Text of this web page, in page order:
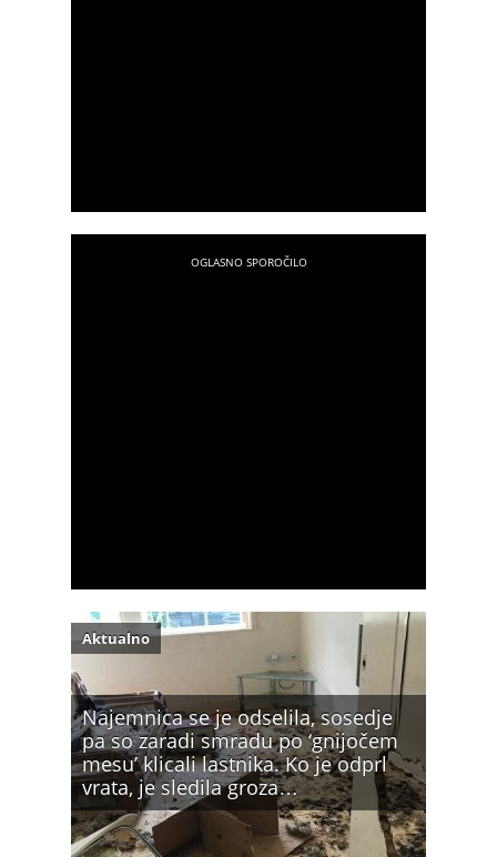
Najemnica se je odselila, sosedje
pa so zaradi smradu po ‘gnijočem
mesu’ klicali lastnika. Ko je odprl
vrata, je sledila groza…
Aktualno